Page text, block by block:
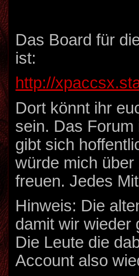
Das Board für
ist:
http://
Dort könnt ihr
sein. Das
gibt sich
würde mich
freuen. Jedes
Hinweis: Die
damit wir wieder
Die Leute die
Account also